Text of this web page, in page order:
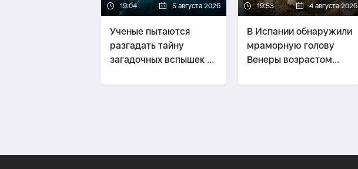
19:04 5 августа 2026
Ученые пытаются
разгадать тайну
загадочных вспышек в
19:53 4 августа 2026
В Испании обнаружили
мраморную голову
Венеры возрастом